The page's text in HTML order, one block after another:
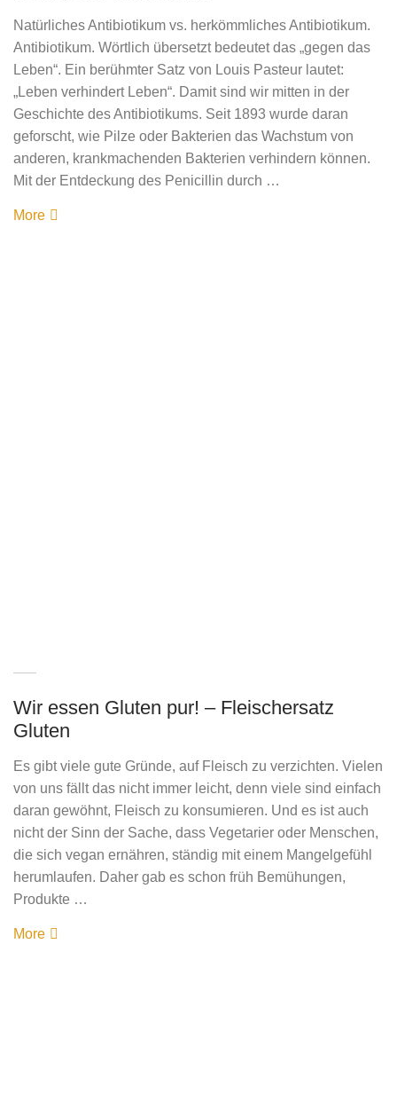
Natürliches Antibiotikum vs. herkömmliches Antibiotikum.
Antibiotikum. Wörtlich übersetzt bedeutet das „gegen das
Leben“. Ein berühmter Satz von Louis Pasteur lautet:
„Leben verhindert Leben“. Damit sind wir mitten in der
Geschichte des Antibiotikums. Seit 1893 wurde daran
geforscht, wie Pilze oder Bakterien das Wachstum von
anderen, krankmachenden Bakterien verhindern können.
Mit der Entdeckung des Penicillin durch …
More
Wir essen Gluten pur! – Fleischersatz
Gluten
Es gibt viele gute Gründe, auf Fleisch zu verzichten. Vielen
von uns fällt das nicht immer leicht, denn viele sind einfach
daran gewöhnt, Fleisch zu konsumieren. Und es ist auch
nicht der Sinn der Sache, dass Vegetarier oder Menschen,
die sich vegan ernähren, ständig mit einem Mangelgefühl
herumlaufen. Daher gab es schon früh Bemühungen,
Produkte …
More